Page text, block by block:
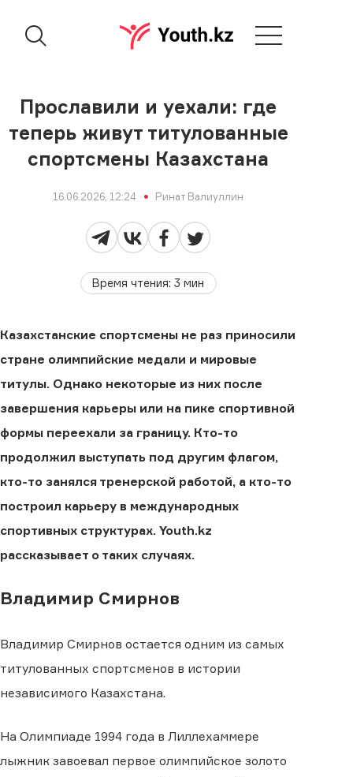
Прославили и уехали: где
теперь живут титулованные
спортсмены Казахстана
16.06.2026, 12:24 Ринат Валиуллин
Время чтения:3 мин
Казахстанские спортсмены не раз приносили
стране олимпийские медали и мировые
титулы. Однако некоторые из них после
завершения карьеры или на пике спортивной
формы переехали за границу. Кто-то
продолжил выступать под другим флагом,
кто-то занялся тренерской работой, а кто-то
построил карьеру в международных
спортивных структурах. Youth.kz
рассказывает о таких случаях.
Владимир Смирнов
Владимир Смирнов остается одним из самых
титулованных спортсменов в истории
независимого Казахстана.
На Олимпиаде 1994 года в Лиллехаммере
лыжник завоевал первое олимпийское золото